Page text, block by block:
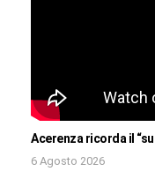
Acerenza ricorda il
6 Agosto 2026